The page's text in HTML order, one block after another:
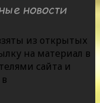
из открытых
на материал в
сайта и